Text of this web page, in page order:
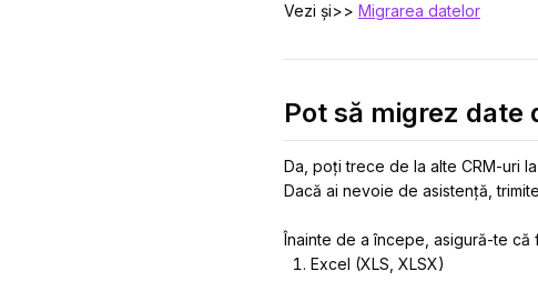
Vezi și>> Migrarea datelor
Pot să migrez date
Da, poți trece de la alte CRM-uri
Dacă ai nevoie de asistență,
Înainte de a începe, asigură-te că
Excel (XLS, XLSX)